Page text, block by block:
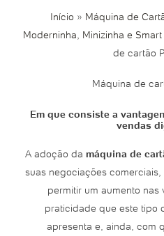
Início » Máquina de
Moderninha, Minizinha e
de cartão
Máquina de
Em que consiste a
vendas
A adoção da máquina de
suas negociações
permitir um aumento nas
praticidade que este tipo
apresenta e, ainda, com